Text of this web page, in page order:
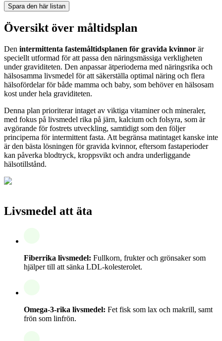
Spara den här listan
Översikt över måltidsplan
Den intermittenta fastemåltidsplanen för gravida kvinnor är
speciellt utformad för att passa den näringsmässiga verkligheten
under graviditeten. Den anpassar ätperioderna med näringsrika och
hälsosamma livsmedel för att säkerställa optimal näring och flera
hälsofördelar för både mamma och baby, som behöver en hälsosam
kost under hela graviditeten.
Denna plan prioriterar intaget av viktiga vitaminer och mineraler,
med fokus på livsmedel rika på järn, kalcium och folsyra, som är
avgörande för fostrets utveckling, samtidigt som den följer
principerna för intermittent fasta. Att begränsa matintaget kanske inte
är den bästa lösningen för gravida kvinnor, eftersom fastaperioder
kan påverka blodtryck, kroppsvikt och andra underliggande
hälsotillstånd.
Livsmedel att äta
Fiberrika livsmedel: Fullkorn, frukter och grönsaker som
hjälper till att sänka LDL-kolesterolet.
Omega-3-rika livsmedel: Fet fisk som lax och makrill, samt
frön som linfrön.